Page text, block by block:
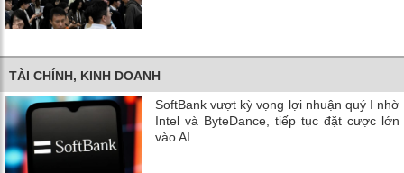
TÀI CHÍNH, KINH DOANH
SoftBank vượt kỳ vọng lợi nhuận quý I nhờ
Intel và ByteDance, tiếp tục đặt cược lớn
vào AI